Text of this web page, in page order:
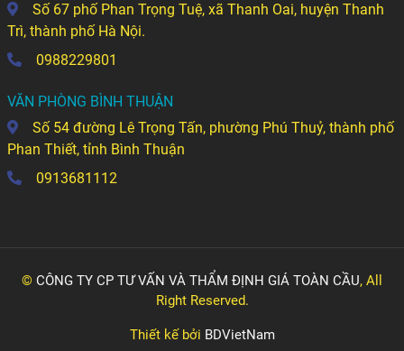
Số 67 phố Phan Trọng Tuệ, xã Thanh Oai, huyện Thanh
Trì, thành phố Hà Nội.
0988229801
VĂN PHÒNG BÌNH THUẬN
Số 54 đường Lê Trọng Tấn, phường Phú Thuỷ, thành phố
Phan Thiết, tỉnh Bình Thuận
0913681112
© CÔNG TY CP TƯ VẤN VÀ THẨM ĐỊNH GIÁ TOÀN CẦU, All
Right Reserved.
Thiết kế bởi BDVietNam